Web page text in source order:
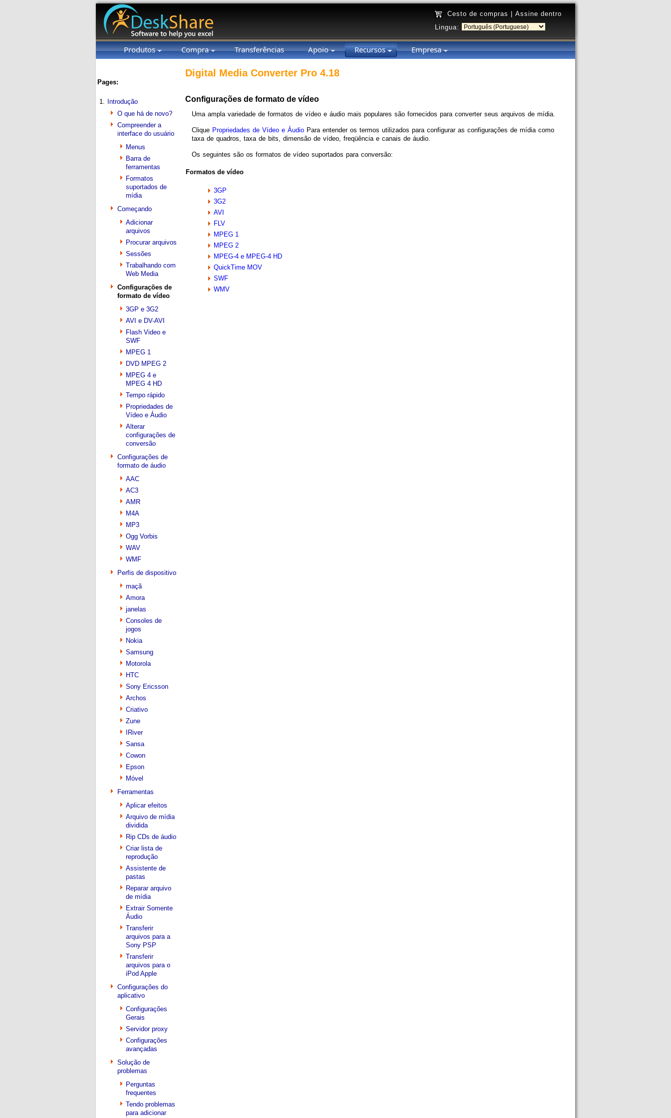
Cesto de compras
Assine dentro
Lingua:
Produtos Compra Transferências Apoio Recursos Empresa
Pages:
1.
Introdução
O que há de novo?
Compreender a
interface do usuário
Menus
Barra de
ferramentas
Formatos
suportados de
mídia
Começando
Adicionar
arquivos
Procurar arquivos
Sessões
Trabalhando com
Web Media
Configurações de
formato de vídeo
3GP e 3G2
AVI e DV-AVI
Flash Video e
SWF
MPEG 1
DVD MPEG 2
MPEG 4 e
MPEG 4 HD
Tempo rápido
Propriedades de
Vídeo e Áudio
Alterar
configurações de
conversão
Configurações de
formato de áudio
AAC
AC3
AMR
M4A
MP3
Ogg Vorbis
WAV
WMF
Perfis de dispositivo
maçã
Amora
janelas
Consoles de
jogos
Nokia
Samsung
Motorola
HTC
Sony Ericsson
Archos
Criativo
Zune
IRiver
Sansa
Cowon
Epson
Móvel
Ferramentas
Aplicar efeitos
Arquivo de mídia
dividida
Rip CDs de áudio
Criar lista de
reprodução
Assistente de
pastas
Reparar arquivo
de mídia
Extrair Somente
Áudio
Transferir
arquivos para a
Sony PSP
Transferir
arquivos para o
iPod Apple
Configurações do
aplicativo
Configurações
Gerais
Servidor proxy
Configurações
avançadas
Solução de
problemas
Perguntas
frequentes
Tendo problemas
para adicionar
Digital Media Converter Pro 4.18
Configurações de formato de vídeo
Uma ampla variedade de formatos de vídeo e áudio mais populares são fornecidos para converter seus arquivos de mídia.
Clique Propriedades de Vídeo e Áudio Para entender os termos utilizados para configurar as configurações de mídia como
taxa de quadros, taxa de bits, dimensão de vídeo, freqüência e canais de áudio.
Os seguintes são os formatos de vídeo suportados para conversão:
Formatos de vídeo
3GP
3G2
AVI
FLV
MPEG 1
MPEG 2
MPEG-4 e MPEG-4 HD
QuickTime MOV
SWF
WMV